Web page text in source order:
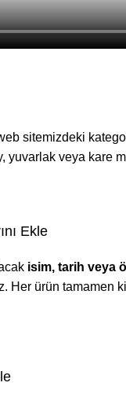
sitemizdeki
yuvarlak veya kare
Ekle
isim, tarih veya
Her ürün tamamen